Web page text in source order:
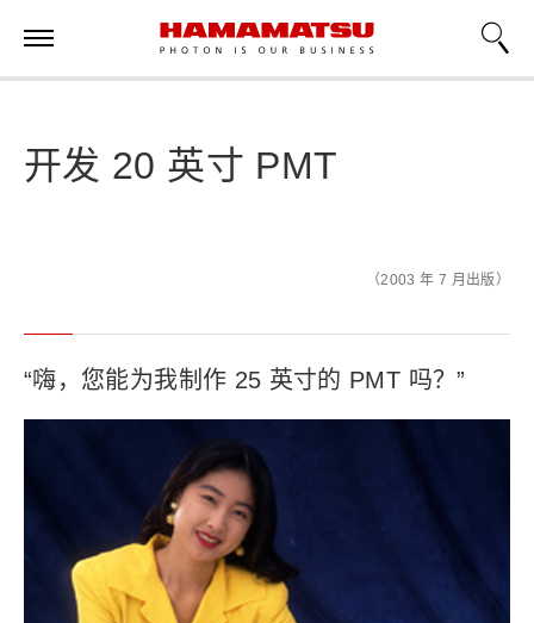
开发 20 英寸 PMT
（2003 年 7 月出版）
“嗨，您能为我制作 25 英寸的 PMT 吗？”